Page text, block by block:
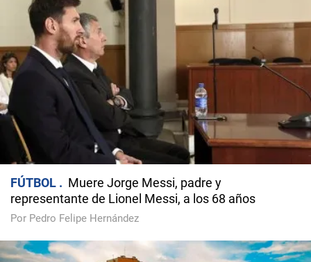
FÚTBOL
Muere Jorge Messi, padre y
representante de Lionel Messi, a los 68 años
Por Pedro Felipe Hernández